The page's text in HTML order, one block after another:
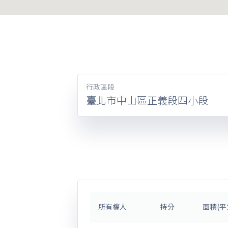
行政區段
臺北市中山區正義段四小段
所有權人 持分 面積(